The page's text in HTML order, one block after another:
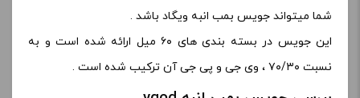
شما میتواند جویس بمب انبه ویگاد باشد .
این جویس در بسته بندی های ۶۰ میل ارائه شده است و به
نسبت ۷۰/۳۰ ، وی جی و پی جی آن ترکیب شده است .